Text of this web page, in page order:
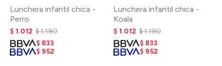
Lunchera infantil chica -
Perro
$ 1.012 $1.190
$ 833
$ 952
Lunchera infantil chica -
Koala
$ 1.012 $1.190
$ 833
$ 952